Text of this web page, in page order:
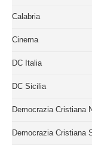
Calabria
Cinema
DC Italia
DC Sicilia
Democrazia Cristiana
Democrazia Cristiana